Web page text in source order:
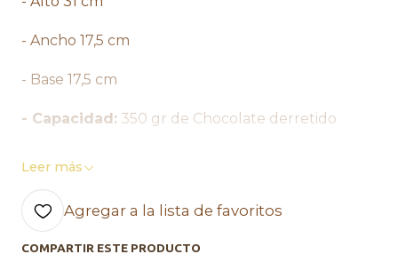
- Ancho 17,5 cm
- Base 17,5 cm
- Capacidad: 350 gr de Chocolate derretido
Características Destacadas:
• 90 Watts de Potencia.
• Capacidad 350g Chocolate
Leer más
Agregar a la lista de favoritos
COMPARTIR ESTE PRODUCTO